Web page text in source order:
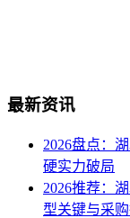
最新资讯
2026盘点：
硬实力破局
2026推荐：
型关键与采